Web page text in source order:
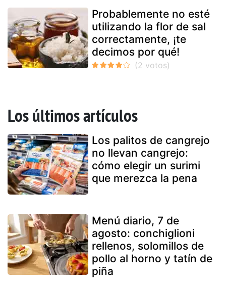
Probablemente no esté
utilizando la flor de sal
correctamente, ¡te
decimos por qué!
Los últimos artículos
Los palitos de cangrejo
no llevan cangrejo:
cómo elegir un surimi
que merezca la pena
Menú diario, 7 de
agosto: conchiglioni
rellenos, solomillos de
pollo al horno y tatín de
piña